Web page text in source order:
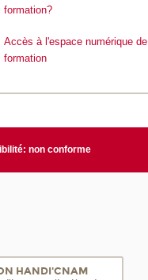
formation?
Accès à l'espace numérique de
formation
non conforme
HANDI'CNAM